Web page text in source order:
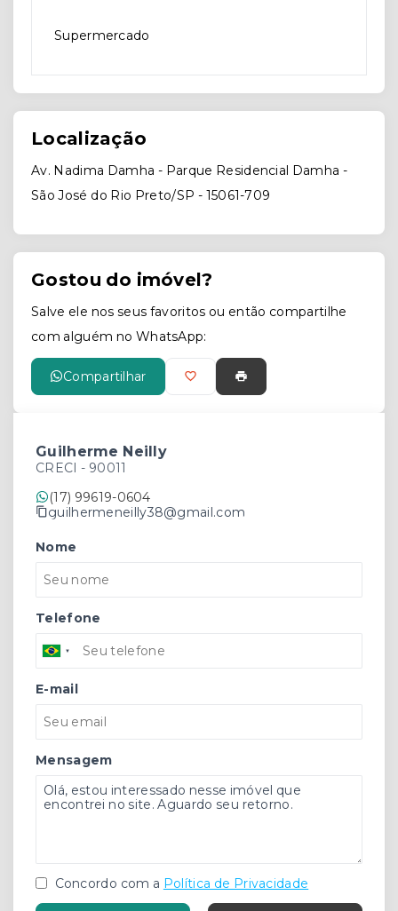
Supermercado
Localização
Av. Nadima Damha - Parque Residencial Damha -
São José do Rio Preto/SP - 15061-709
Gostou do imóvel?
Salve ele nos seus favoritos ou então compartilhe
com alguém no WhatsApp:
Compartilhar
Guilherme Neilly
CRECI - 90011
(17) 99619-0604
guilhermeneilly38@gmail.com
Nome
Telefone
E-mail
Mensagem
Concordo com a Política de Privacidade